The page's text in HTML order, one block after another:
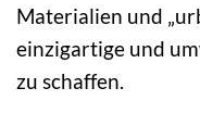
Materialien und
einzigartige und
zu schaffen.